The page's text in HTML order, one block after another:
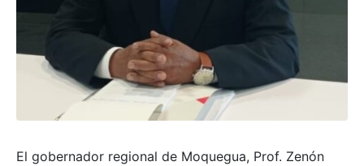
El gobernador regional de Moquegua, Prof. Zenón